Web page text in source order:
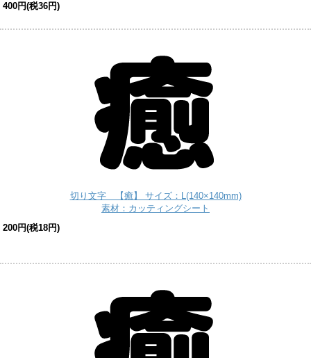
400円(税36円)
切り文字 【癒】 サイズ：L(140×140mm)
素材：カッティングシート
200円(税18円)